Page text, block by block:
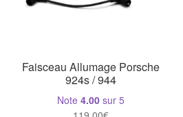
Faisceau Allumage Porsche
924s / 944
Note 4.00sur 5